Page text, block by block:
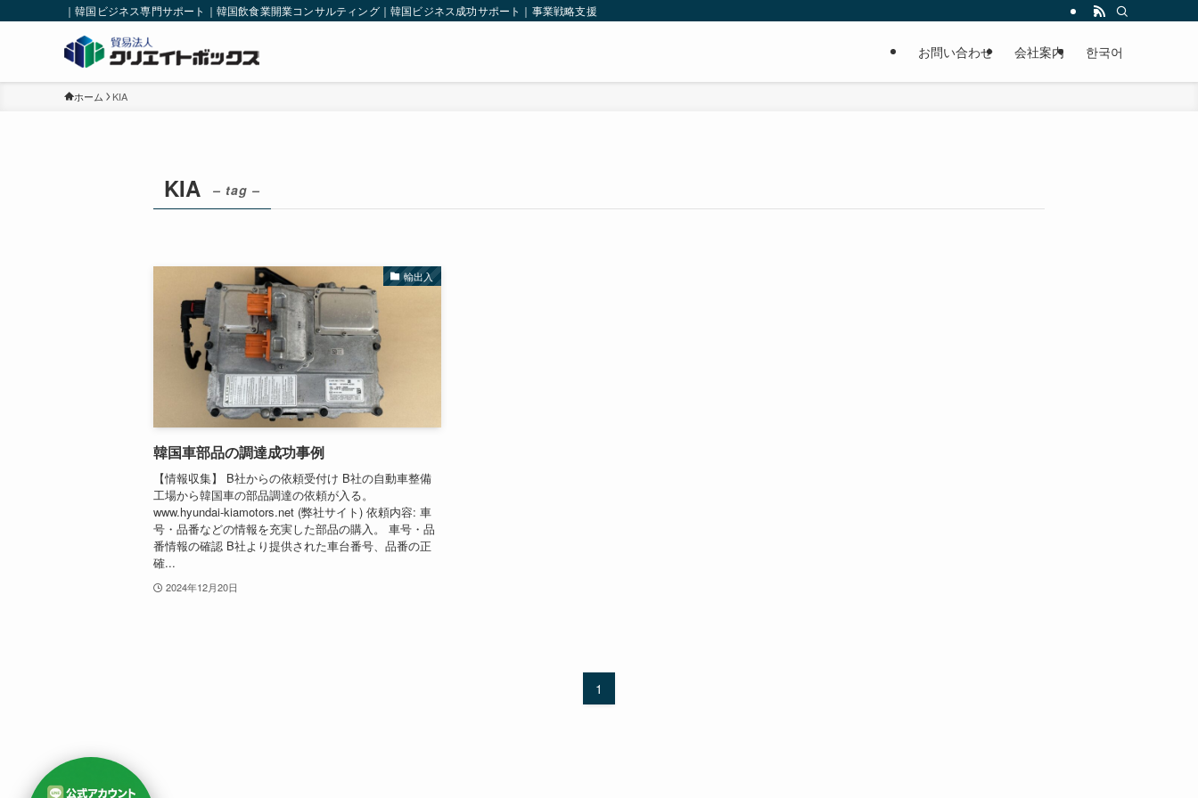
｜韓国ビジネス専門サポート｜韓国飲食業開業コンサルティング｜韓国ビジネス成功サポート｜事業戦略支援｜韓国法人設立｜輸出入支援｜
お問い合わせ 会社案内 한국어
ホーム KIA
KIA – tag –
輸出入
韓国車部品の調達成功事例
【情報収集】 B社からの依頼受付け B社の自動車整備
工場から韓国車の部品調達の依頼が入る。
www.hyundai-kiamotors.net (弊社サイト) 依頼内容: 車
号・品番などの情報を充実した部品の購入。 車号・品
番情報の確認 B社より提供された車台番号、品番の正
確...
2024年12月20日
1